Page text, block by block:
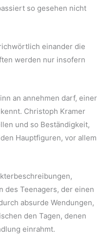
so gesehen nicht
einander die
werden nur insofern
an annehmen darf, einer
Christoph Kramer
und so Beständigkeit,
Hauptfiguren, vor allem
des Teenagers, der einen
absurde Wendungen,
den Tagen, denen
einrahmt.